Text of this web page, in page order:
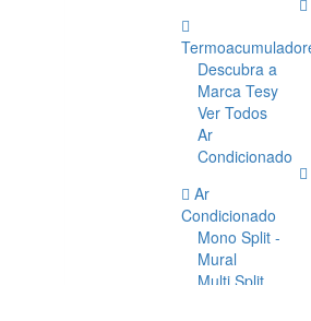
Descubra a
Marca Tesy
Ver Todos
Ar
Condicionado
Ar
Condicionado
Mono Split -
Mural
Multi Split